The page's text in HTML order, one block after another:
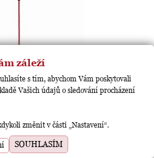
textilní kabel
764 Kč
záleží
s tím, abychom Vám poskytovali
Vašich údajů o sledování procházení
změnit v části „Nastavení“.
SOUHLASÍM